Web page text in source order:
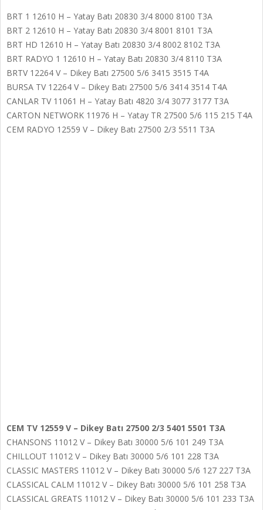
BRT 1 12610 H – Yatay Batı 20830 3/4 8000 8100 T3A
BRT 2 12610 H – Yatay Batı 20830 3/4 8001 8101 T3A
BRT HD 12610 H – Yatay Batı 20830 3/4 8002 8102 T3A
BRT RADYO 1 12610 H – Yatay Batı 20830 3/4 8110 T3A
BRTV 12264 V – Dikey Batı 27500 5/6 3415 3515 T4A
BURSA TV 12264 V – Dikey Batı 27500 5/6 3414 3514 T4A
CANLAR TV 11061 H – Yatay Batı 4820 3/4 3077 3177 T3A
CARTON NETWORK 11976 H – Yatay TR 27500 5/6 115 215 T4A
CEM RADYO 12559 V – Dikey Batı 27500 2/3 5511 T3A
CEM TV 12559 V – Dikey Batı 27500 2/3 5401 5501 T3A
CHANSONS 11012 V – Dikey Batı 30000 5/6 101 249 T3A
CHILLOUT 11012 V – Dikey Batı 30000 5/6 101 228 T3A
CLASSIC MASTERS 11012 V – Dikey Batı 30000 5/6 127 227 T3A
CLASSICAL CALM 11012 V – Dikey Batı 30000 5/6 101 258 T3A
CLASSICAL GREATS 11012 V – Dikey Batı 30000 5/6 101 233 T3A